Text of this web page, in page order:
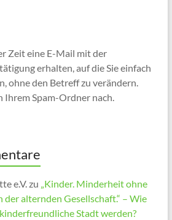
Zeit eine E-Mail mit der
erhalten, auf die Sie einfach
ohne den Betreff zu verändern.
Ihrem Spam-Ordner nach.
e.V.zu „Kinder. Minderheit ohne
der alternden Gesellschaft.“ – Wie
Stadt werden?